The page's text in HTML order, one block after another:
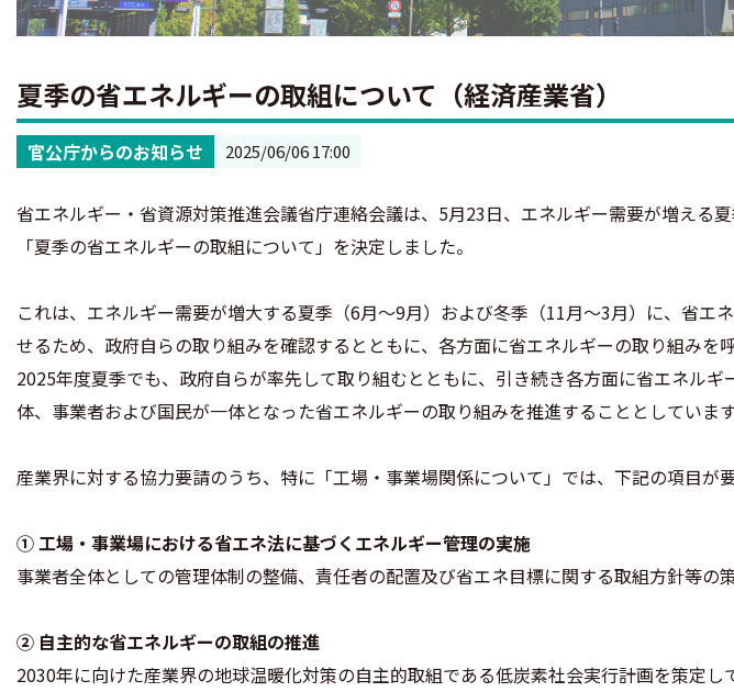
夏季の省エネルギーの取組について（経済産業省）
官公庁からのお知らせ 2025/06/06 17:00
省エネルギー・省資源対策推進会議省庁連絡会議は、5月23日、エネルギー需要が増える
「夏季の省エネルギーの取組について」を決定しました。
これは、エネルギー需要が増大する夏季（6月～9月）および冬季（11月～3月）に、省エ
せるため、政府自らの取り組みを確認するとともに、各方面に省エネルギーの取り組みを
2025年度夏季でも、政府自らが率先して取り組むとともに、引き続き各方面に省エネル
体、事業者および国民が一体となった省エネルギーの取り組みを推進することとしています
産業界に対する協力要請のうち、特に「工場・事業場関係について」では、下記の項目が要
① 工場・事業場における省エネ法に基づくエネルギー管理の実施
事業者全体としての管理体制の整備、責任者の配置及び省エネ目標に関する取組方針等の
② 自主的な省エネルギーの取組の推進
2030年に向けた産業界の地球温暖化対策の自主的取組である低炭素社会実行計画を策定